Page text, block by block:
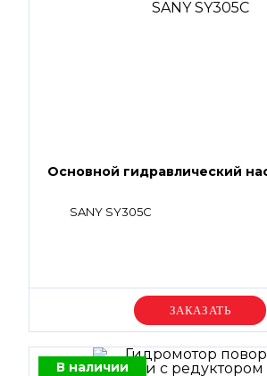
Основной гидравлический
SANY SY305C
Уточняйте цену
В наличии